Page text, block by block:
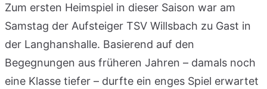
Zum ersten Heimspiel in dieser Saison war am
Samstag der Aufsteiger TSV Willsbach zu Gast in
der Langhanshalle. Basierend auf den
Begegnungen aus früheren Jahren – damals noch
eine Klasse tiefer – durfte ein enges Spiel erwartet